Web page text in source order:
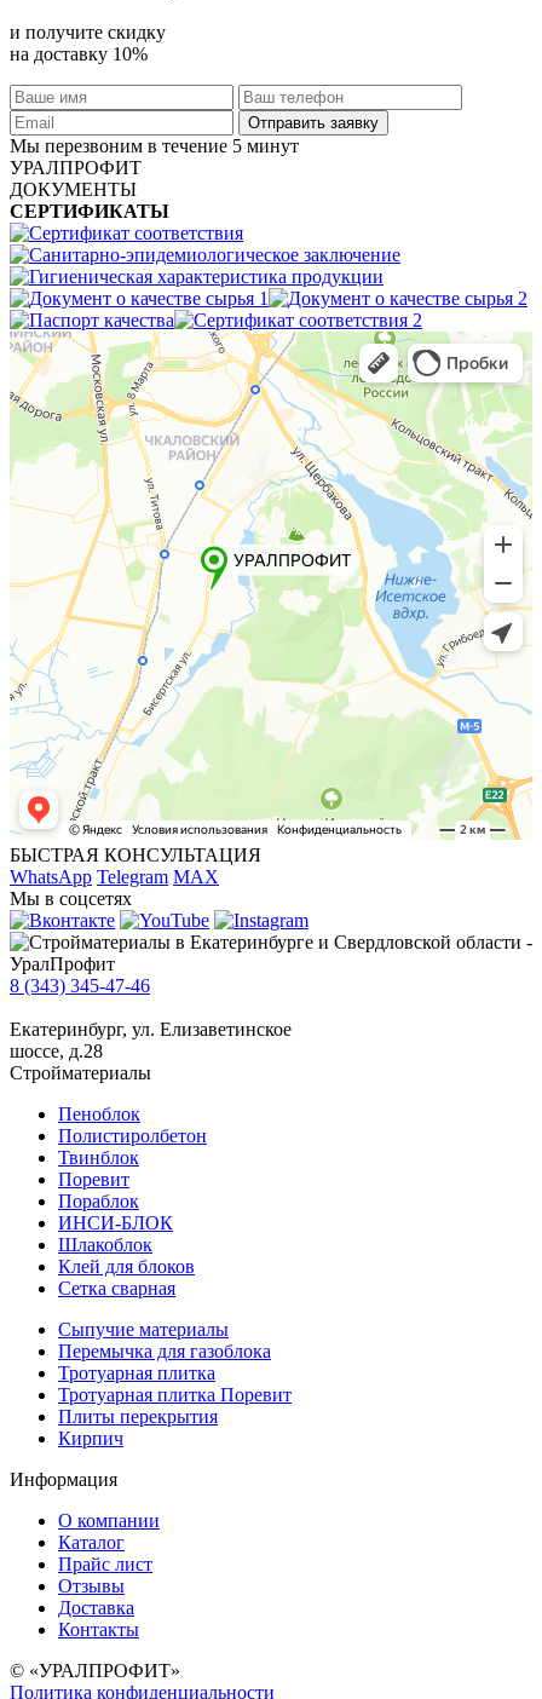
и получите скидку
на доставку 10%
Мы перезвоним в течение 5 минут
УРАЛПРОФИТ
ДОКУМЕНТЫ
СЕРТИФИКАТЫ
БЫСТРАЯ КОНСУЛЬТАЦИЯ
WhatsApp Telegram MAX
Мы в соцсетях
8 (343) 345-47-46
Екатеринбург, ул. Елизаветинское
шоссе, д.28
Стройматериалы
Пеноблок
Полистиролбетон
Твинблок
Поревит
Пораблок
ИНСИ-БЛОК
Шлакоблок
Клей для блоков
Сетка сварная
Сыпучие материалы
Перемычка для газоблока
Тротуарная плитка
Тротуарная плитка Поревит
Плиты перекрытия
Кирпич
Информация
О компании
Каталог
Прайс лист
Отзывы
Доставка
Контакты
© «УРАЛПРОФИТ»
Политика конфиденциальности